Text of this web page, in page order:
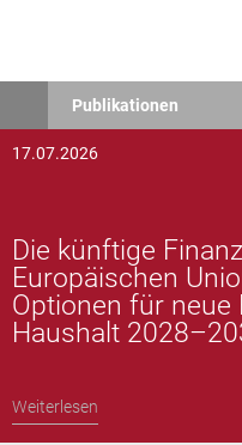
Publikationen
17.07.2026
Die künftige
Europäischen
Optionen für neue
Haushalt
Weiterlesen